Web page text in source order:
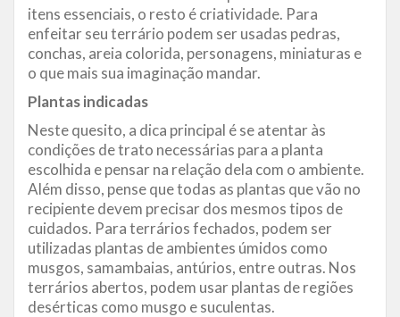
itens essenciais, o resto é criatividade. Para
enfeitar seu terrário podem ser usadas pedras,
conchas, areia colorida, personagens, miniaturas e
o que mais sua imaginação mandar.
Plantas indicadas
Neste quesito, a dica principal é se atentar às
condições de trato necessárias para a planta
escolhida e pensar na relação dela com o ambiente.
Além disso, pense que todas as plantas que vão no
recipiente devem precisar dos mesmos tipos de
cuidados. Para terrários fechados, podem ser
utilizadas plantas de ambientes úmidos como
musgos, samambaias, antúrios, entre outras. Nos
terrários abertos, podem usar plantas de regiões
desérticas como musgo e suculentas.